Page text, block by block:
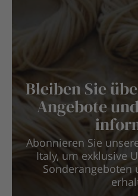
Bleiben Sie
Angebote
Abonnieren Sie
Italy, um exklusive
Sonderangeboten